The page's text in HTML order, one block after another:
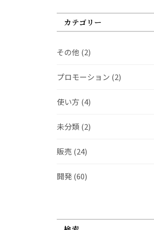
カテゴリー
その他 (2)
プロモーション (2)
使い方 (4)
未分類 (2)
販売 (24)
開発(60)